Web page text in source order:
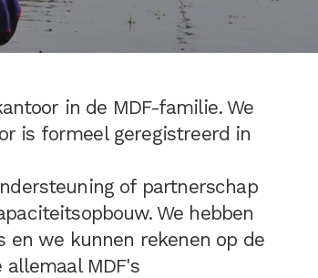
in de MDF-familie. We
is formeel geregistreerd in
of partnerschap
We hebben
en we kunnen rekenen op de
MDF's